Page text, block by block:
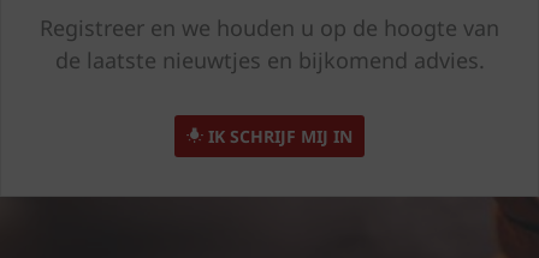
Registreer en we houden u op de hoogte van
de laatste nieuwtjes en bijkomend advies.
IK SCHRIJF MIJ IN